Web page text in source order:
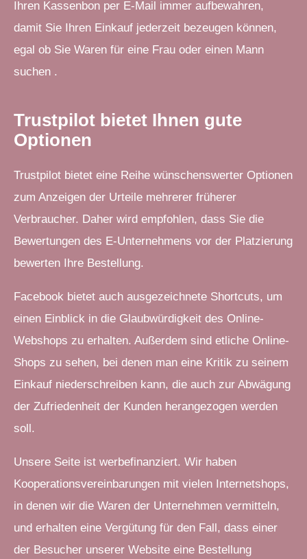
Ihren Kassenbon per E-Mail immer aufbewahren,
damit Sie Ihren Einkauf jederzeit bezeugen können,
egal ob Sie Waren für eine Frau oder einen Mann
suchen .
Trustpilot bietet Ihnen gute
Optionen
Trustpilot bietet eine Reihe wünschenswerter Optionen
zum Anzeigen der Urteile mehrerer früherer
Verbraucher. Daher wird empfohlen, dass Sie die
Bewertungen des E-Unternehmens vor der Platzierung
bewerten Ihre Bestellung.
Facebook bietet auch ausgezeichnete Shortcuts, um
einen Einblick in die Glaubwürdigkeit des Online-
Webshops zu erhalten. Außerdem sind etliche Online-
Shops zu sehen, bei denen man eine Kritik zu seinem
Einkauf niederschreiben kann, die auch zur Abwägung
der Zufriedenheit der Kunden herangezogen werden
soll.
Unsere Seite ist werbefinanziert. Wir haben
Kooperationsvereinbarungen mit vielen Internetshops,
in denen wir die Waren der Unternehmen vermitteln,
und erhalten eine Vergütung für den Fall, dass einer
der Besucher unserer Website eine Bestellung